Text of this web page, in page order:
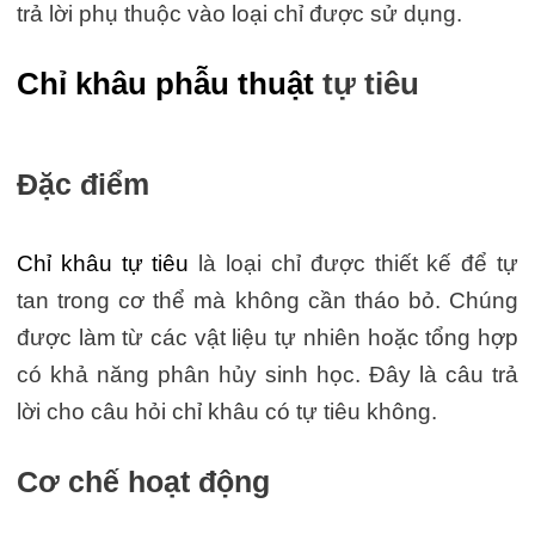
trả lời phụ thuộc vào loại chỉ được sử dụng.
Chỉ khâu phẫu thuậttự tiêu
Đặc điểm
Chỉ khâu tự tiêu là loại chỉ được thiết kế để tự
tan trong cơ thể mà không cần tháo bỏ. Chúng
được làm từ các vật liệu tự nhiên hoặc tổng hợp
có khả năng phân hủy sinh học. Đây là câu trả
lời cho câu hỏi chỉ khâu có tự tiêu không.
Cơ chế hoạt động